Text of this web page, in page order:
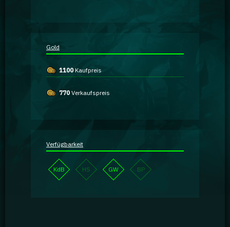
Gold
1100 Kaufpreis
770 Verkaufspreis
Verfügbarkeit
KdB HS GW BP